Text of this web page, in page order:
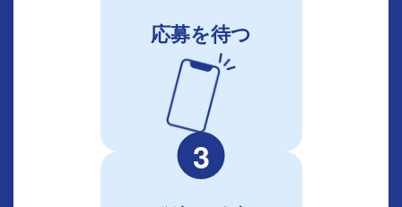
応募を待つ
3